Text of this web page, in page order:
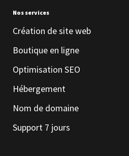
Nos services
Création de site web
Boutique en ligne
Optimisation SEO
Hébergement
Nom de domaine
Support 7 jours